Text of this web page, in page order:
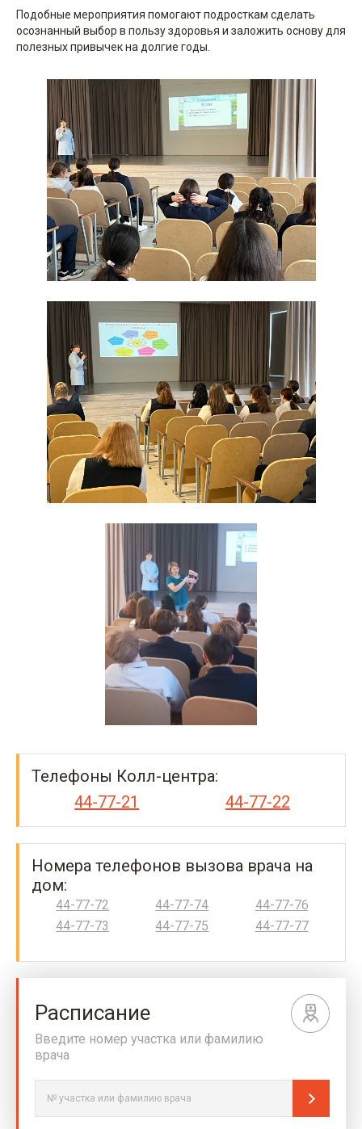
Подобные мероприятия помогают подросткам сделать
осознанный выбор в пользу здоровья и заложить основу для
полезных привычек на долгие годы.
Телефоны Колл-центра:
44-77-21
44-77-22
Номера телефонов вызова врача на
дом:
44-77-72
44-77-73
44-77-74
44-77-75
44-77-76
44-77-77
Расписание
Введите номер участка или фамилию
врача